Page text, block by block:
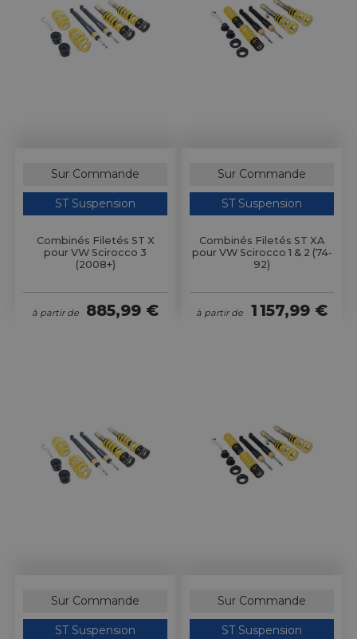
Sur Commande
ST Suspension
Combinés Filetés ST X
pour VW Scirocco 3
(2008+)
à partir de 885,99 €
Sur Commande
ST Suspension
Combinés Filetés ST XA
pour VW Scirocco 1 & 2 (74-
92)
à partir de 1 157,99 €
Sur Commande
ST Suspension
Sur Commande
ST Suspension